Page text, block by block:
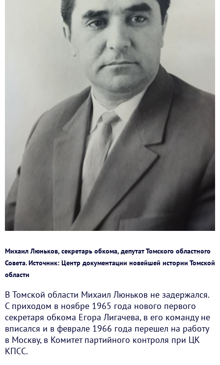
Михаил Люньков, секретарь обкома, депутат Томского областного
Совета. Источник: Центр документации новейшей истории Томской
области
В Томской области Михаил Люньков не задержался.
С приходом в ноябре 1965 года нового первого
секретаря обкома Егора Лигачева, в его команду не
вписался и в феврале 1966 года перешел на работу
в Москву, в Комитет партийного контроля при ЦК
КПСС.